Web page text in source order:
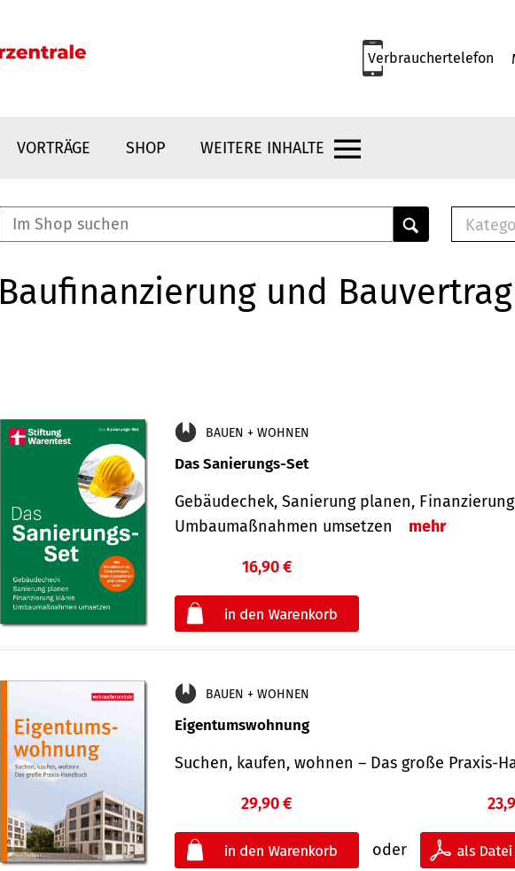
Verbrauchertelefon
VORTRÄGE SHOP WEITERE INHALTE
E-
Baufinanzierung und Bauvertrag
BAUEN + WOHNEN
Das Sanierungs-Set
Gebäudechek, Sanierung planen,
Umbaumaßnahmen umsetzen
mehr
16,90 €
BAUEN + WOHNEN
Eigentumswohnung
Suchen, kaufen, wohnen – Das große Praxis-
29,90 €
oder